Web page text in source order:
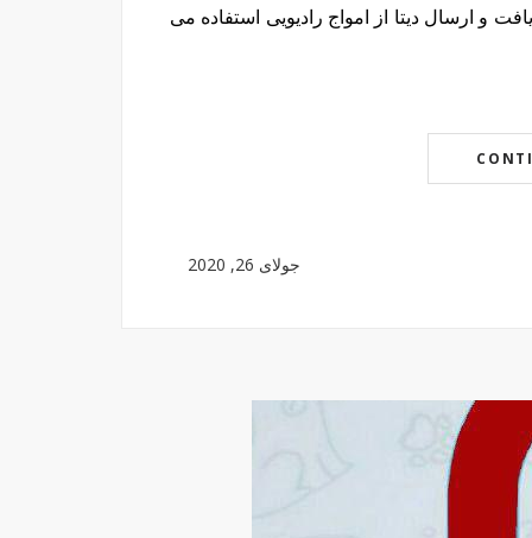
و ارسال دیتا از امواج رادیویی استفاده می
جولای 26, 2020